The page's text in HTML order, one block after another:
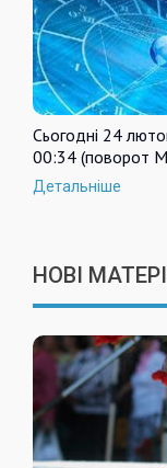
Сьогодні 24
00:34 (поворот
Детальніше
НОВІ